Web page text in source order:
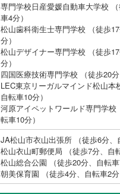
専門学校日産愛媛自動車大学校
車4分）
松山歯科衛生士専門学校 （徒歩
分）
松山デザイナー専門学校 （徒歩
分）
四国医療技術専門学校 （徒歩20分
LEC東京リーガルマインド松山本
自転車10分）
河原アイペットワールド専門学校
転車10分）
JA松山市衣山出張所 （徒歩6分、
松山衣山町郵便局 （徒歩7分、自
松山総合公園 （徒歩20分、自転車
朝美保育園 （徒歩4分、自転車2分